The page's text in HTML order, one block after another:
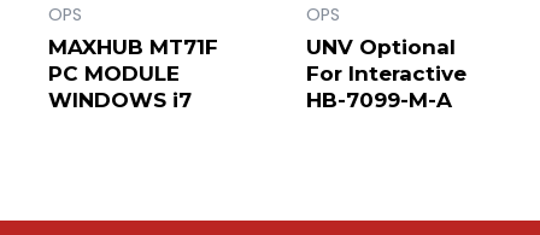
OPS
MAXHUB MT71F
PC MODULE
WINDOWS i7
OPS
UNV Optional
For Interactive
HB-7099-M-A